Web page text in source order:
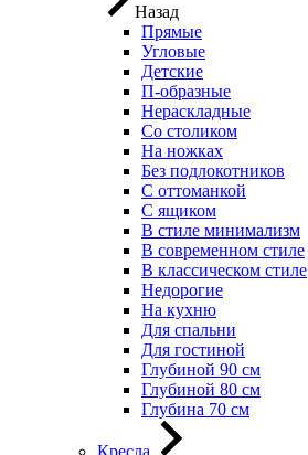
Назад
Прямые
Угловые
Детские
П-образные
Нераскладные
Со столиком
На ножках
Без подлокотников
С оттоманкой
С ящиком
В стиле минимализм
В современном стиле
В классическом стиле
Недорогие
На кухню
Для спальни
Для гостиной
Глубиной 90 см
Глубиной 80 см
Глубина 70 см
Кресла